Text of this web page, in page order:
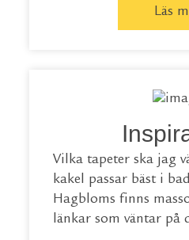
Läs
Vilka tapeter ska jag
kakel passar bäst i
Hagbloms finns
länkar som väntar på